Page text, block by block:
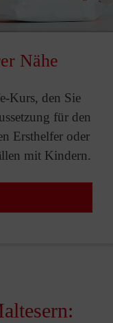
Nähe
Kurs, den Sie
für den
Ersthelfer oder
mit Kindern.